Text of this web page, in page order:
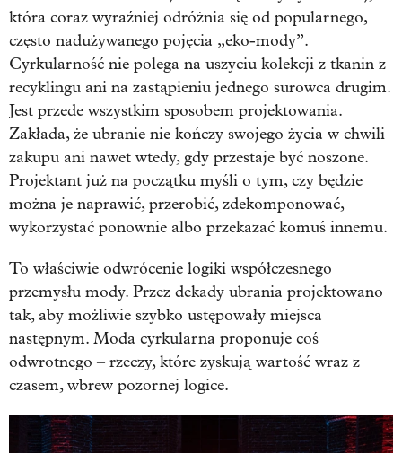
która coraz wyraźniej odróżnia się od popularnego,
często nadużywanego pojęcia „eko-mody”.
Cyrkularność nie polega na uszyciu kolekcji z tkanin z
recyklingu ani na zastąpieniu jednego surowca drugim.
Jest przede wszystkim sposobem projektowania.
Zakłada, że ubranie nie kończy swojego życia w chwili
zakupu ani nawet wtedy, gdy przestaje być noszone.
Projektant już na początku myśli o tym, czy będzie
można je naprawić, przerobić, zdekomponować,
wykorzystać ponownie albo przekazać komuś innemu.
To właściwie odwrócenie logiki współczesnego
przemysłu mody. Przez dekady ubrania projektowano
tak, aby możliwie szybko ustępowały miejsca
następnym. Moda cyrkularna proponuje coś
odwrotnego – rzeczy, które zyskują wartość wraz z
czasem, wbrew pozornej logice.